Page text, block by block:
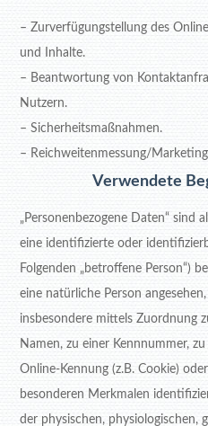
– Zurverfügungstellung des
und Inhalte.
– Beantwortung von
Nutzern.
– Sicherheitsmaßnahmen.
– Reichweitenmessung/Marketing
Verwendete
„Personenbezogene Daten“ sind
eine identifizierte oder
Folgenden „betroffene Person“)
eine natürliche Person
insbesondere mittels Zuordnung
Namen, zu einer Kennnummer,
Online-Kennung (z.B. Cookie)
besonderen Merkmalen
der physischen, physiologischen,